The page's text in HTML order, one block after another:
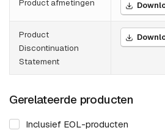
Product afmetingen
Product
Discontinuation
Statement
Gerelateerde producten
Inclusief EOL-producten